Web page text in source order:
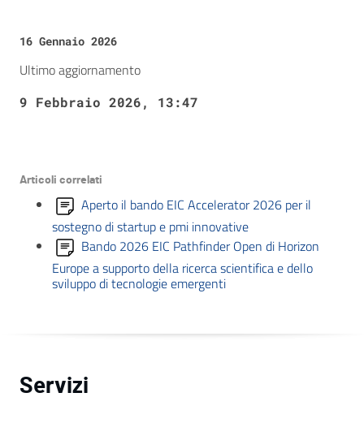
16 Gennaio 2026
Ultimo aggiornamento
9 Febbraio 2026, 13:47
Articoli correlati
Aperto il bando EIC Accelerator 2026 per il
sostegno di startup e pmi innovative
Bando 2026 EIC Pathfinder Open di Horizon
Europe a supporto della ricerca scientifica e dello
sviluppo di tecnologie emergenti
Servizi